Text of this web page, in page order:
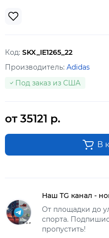
Код: SKX_IE1265_22
Производитель: Adidas
Под заказ из США
от 35121 р.
В
Наш TG канал -
От площадки до
спорта.
пропустить!